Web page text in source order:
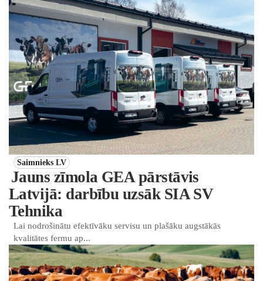
Saimnieks LV
Jauns zīmola GEA pārstāvis
Latvijā: darbību uzsāk SIA SV
Tehnika
Lai nodrošinātu efektīvāku servisu un plašāku augstākās
kvalitātes fermu ap...